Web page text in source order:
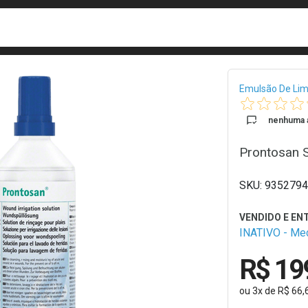
Emulsão De
nenhuma
Prontosan
INATIVO -
R$
ou 3xde R$